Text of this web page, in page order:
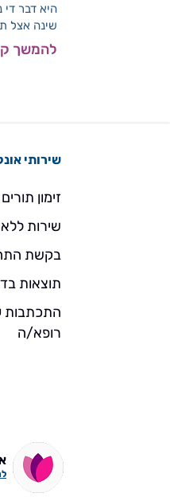
היא דבר די
שינה אצל
מה שעשוי
לתינוק
להמשך
שירותי
זימון תורים
שירות
בקשת
תוצאות
התכתבות
רופא/ה